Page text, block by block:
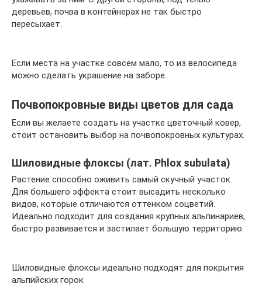
деревьев, почва в контейнерах не так быстро
пересыхает.
Если места на участке совсем мало, то из велосипеда
можно сделать украшение на заборе.
Почвопокровные виды цветов для сада
Если вы желаете создать на участке цветочный ковер,
стоит остановить выбор на почвопокровных культурах.
Шиловидные флоксы (лат. Phlox subulata)
Растение способно оживить самый скучный участок.
Для большего эффекта стоит высадить несколько
видов, которые отличаются оттенком соцветий.
Идеально подходит для создания крупных альпинариев,
быстро развивается и застилает большую территорию.
Шиловидные флоксы идеально подходят для покрытия
альпийских горок